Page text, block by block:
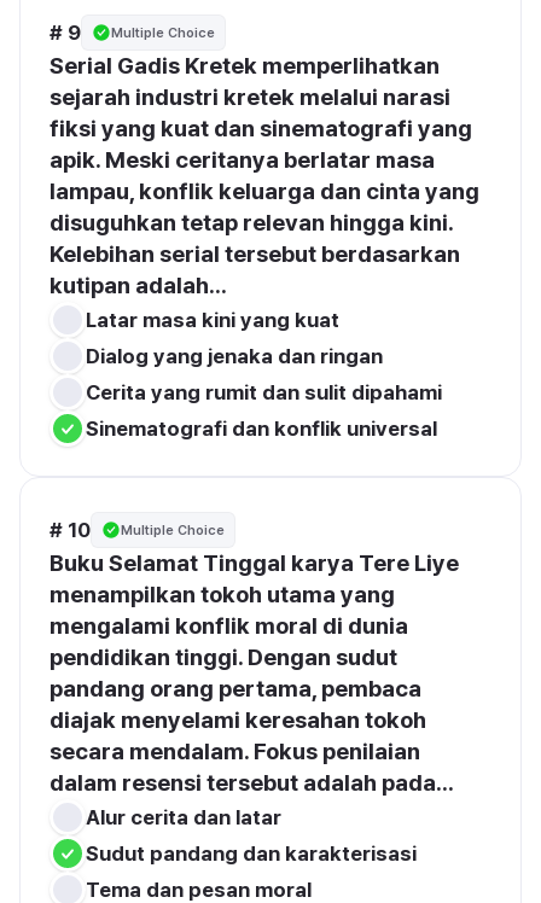
# 9 Multiple Choice
Serial Gadis Kretek memperlihatkan
sejarah industri kretek melalui narasi
fiksi yang kuat dan sinematografi yang
apik. Meski ceritanya berlatar masa
lampau, konflik keluarga dan cinta yang
disuguhkan tetap relevan hingga kini.
Kelebihan serial tersebut berdasarkan
kutipan adalah...
Latar masa kini yang kuat
Dialog yang jenaka dan ringan
Cerita yang rumit dan sulit dipahami
Sinematografi dan konflik universal
# 10 Multiple Choice
Buku Selamat Tinggal karya Tere Liye
menampilkan tokoh utama yang
mengalami konflik moral di dunia
pendidikan tinggi. Dengan sudut
pandang orang pertama, pembaca
diajak menyelami keresahan tokoh
secara mendalam. Fokus penilaian
dalam resensi tersebut adalah pada...
Alur cerita dan latar
Sudut pandang dan karakterisasi
Tema dan pesan moral